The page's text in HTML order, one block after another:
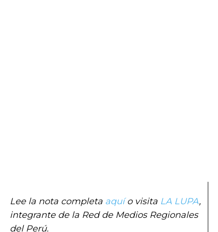
Lee la nota completa aquío visita LA LUPA,
integrante de la Red de Medios Regionales
del Perú.